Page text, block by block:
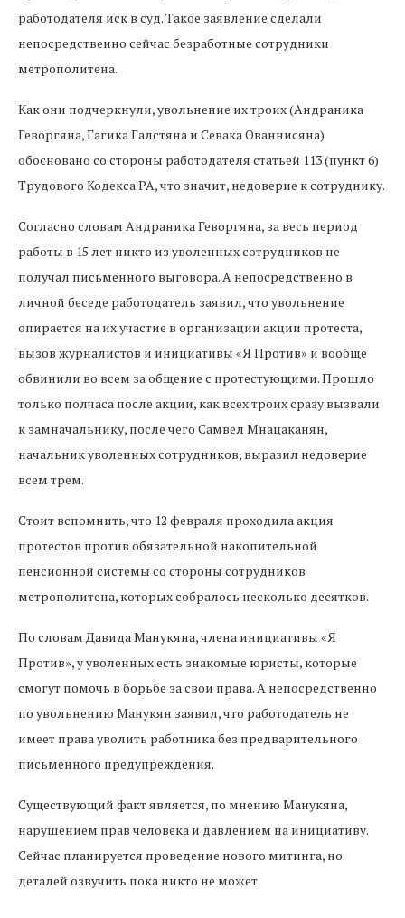
работодателя иск в суд. Такое заявление сделали
непосредственно сейчас безработные сотрудники
метрополитена.
Как они подчеркнули, увольнение их троих (Андраника
Геворгяна, Гагика Галстяна и Севака Ованнисяна)
обосновано со стороны работодателя статьей 113 (пункт 6)
Трудового Кодекса РА, что значит, недоверие к сотруднику.
Согласно словам Андраника Геворгяна, за весь период
работы в 15 лет никто из уволенных сотрудников не
получал письменного выговора. А непосредственно в
личной беседе работодатель заявил, что увольнение
опирается на их участие в организации акции протеста,
вызов журналистов и инициативы «Я Против» и вообще
обвинили во всем за общение с протестующими. Прошло
только полчаса после акции, как всех троих сразу вызвали
к замначальнику, после чего Самвел Мнацаканян,
начальник уволенных сотрудников, выразил недоверие
всем трем.
Стоит вспомнить, что 12 февраля проходила акция
протестов против обязательной накопительной
пенсионной системы со стороны сотрудников
метрополитена, которых собралось несколько десятков.
По словам Давида Манукяна, члена инициативы «Я
Против», у уволенных есть знакомые юристы, которые
смогут помочь в борьбе за свои права. А непосредственно
по увольнению Манукян заявил, что работодатель не
имеет права уволить работника без предварительного
письменного предупреждения.
Существующий факт является, по мнению Манукяна,
нарушением прав человека и давлением на инициативу.
Сейчас планируется проведение нового митинга, но
деталей озвучить пока никто не может.